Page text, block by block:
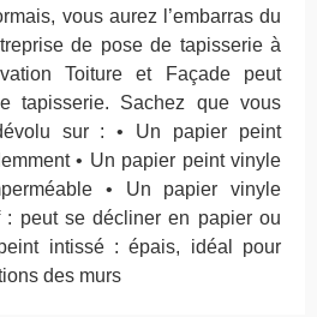
vous aurez l’embarras du
de pose de tapisserie à
Toiture et Façade peut
tapisserie. Sachez que vous
sur : • Un papier peint
• Un papier peint vinyle
• Un papier vinyle
: peut se décliner en papier ou
intissé : épais, idéal pour
des murs